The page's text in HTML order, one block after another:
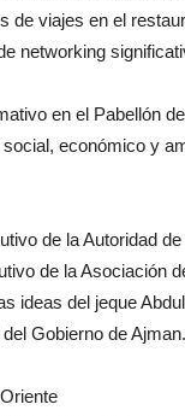
de viajes en el
networking
en el Pabellón
económico y
de la Autoridad
de la Asociación
ideas del jeque
Gobierno de Ajman.